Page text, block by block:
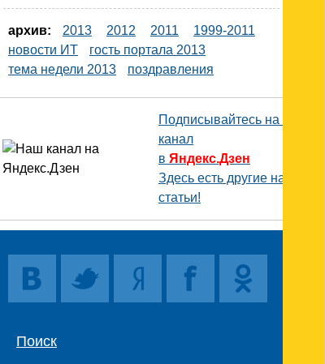
архив: 2013 2012 2011
1999-2011
новости ИТ
гость портала 2013
тема недели 2013
поздравления
Подписывайтесь на наш
канал
в Яндекс.Дзен
Здесь есть другие наши
статьи!
Поиск